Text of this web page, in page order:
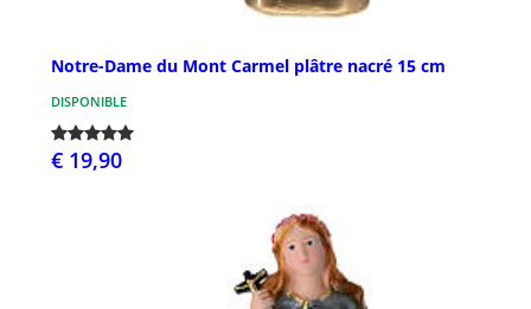
Notre-Dame du Mont Carmel plâtre nacré 15 cm
DISPONIBLE
€ 19,90